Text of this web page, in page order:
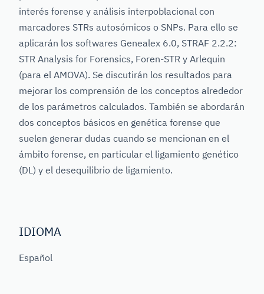
interés forense y análisis interpoblacional con
marcadores STRs autosómicos o SNPs. Para ello se
aplicarán los softwares Genealex 6.0, STRAF 2.2.2:
STR Analysis for Forensics, Foren-STR y Arlequin
(para el AMOVA). Se discutirán los resultados para
mejorar los comprensión de los conceptos alrededor
de los parámetros calculados. También se abordarán
dos conceptos básicos en genética forense que
suelen generar dudas cuando se mencionan en el
ámbito forense, en particular el ligamiento genético
(DL) y el desequilibrio de ligamiento.
IDIOMA
Español